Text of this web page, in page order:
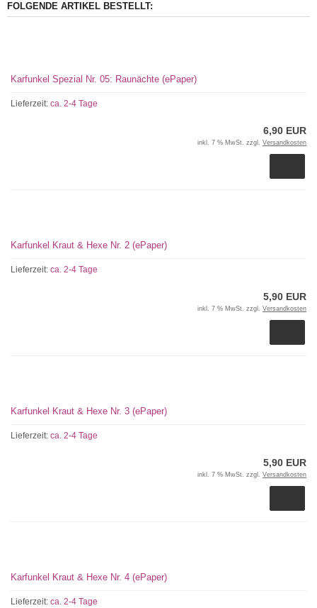
FOLGENDE ARTIKEL BESTELLT:
Karfunkel Spezial Nr. 05: Raunächte (ePaper)
Lieferzeit: ca. 2-4 Tage
6,90 EUR
inkl. 7 % MwSt. zzgl. Versandkosten
Karfunkel Kraut & Hexe Nr. 2 (ePaper)
Lieferzeit: ca. 2-4 Tage
5,90 EUR
inkl. 7 % MwSt. zzgl. Versandkosten
Karfunkel Kraut & Hexe Nr. 3 (ePaper)
Lieferzeit: ca. 2-4 Tage
5,90 EUR
inkl. 7 % MwSt. zzgl. Versandkosten
Karfunkel Kraut & Hexe Nr. 4 (ePaper)
Lieferzeit: ca. 2-4 Tage